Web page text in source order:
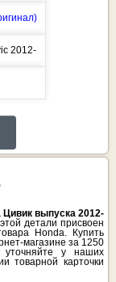
2012-
Цивик выпуска 2012-
детали присвоен
Honda. Купить
магазине за 1250
у наших
товарной карточки